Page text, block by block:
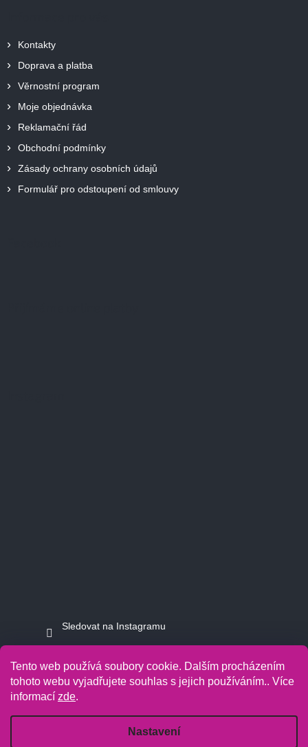
Tento web používá soubory cookie. Dalším procházením
tohoto webu vyjadřujete souhlas s jejich používáním.. Více
informací zde.
Nastavení
Kontakty
Doprava a platba
Věrnostní program
Moje objednávka
Reklamační řád
Obchodní podmínky
Zásady ochrany osobních údajů
Formulář pro odstoupení od smlouvy
Sledovat na Instagramu
Copyright 2026
Grafický návrh vytvořil a na Shoptet implementoval